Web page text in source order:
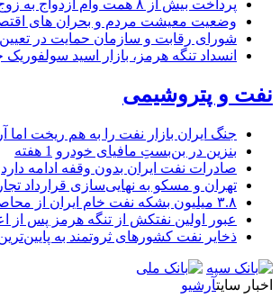
پرداخت بیش از ۸ همت وام ازدواج به زوج‌های جوان توسط بانک ملی ایران
وضعیت معیشت مردم و بحران های
شورای رقابت و سازمان حمایت در
انسداد تنگه هرمز، بازار اسید
نفت و پتروشیمی
جنگ ایران بازار نفت را به هم ریخت اما
بنزین در بن‌بستِ مافیای خودرو 1 هفته
صادرات نفت ایران بدون وقفه ادامه دارد
تهران و مسکو به نهایی‌سازی قرارداد
۳.۸ میلیون بشکه نفت خام ایران از محاصره آمریکا عبور کرد
عبور اولین نفتکش از تنگه هرمز پس از
ذخایر نفت کشورهای ثروتمند به پایین‌ترین حد در ۲۳ سال
اخبار سایتآرشیو